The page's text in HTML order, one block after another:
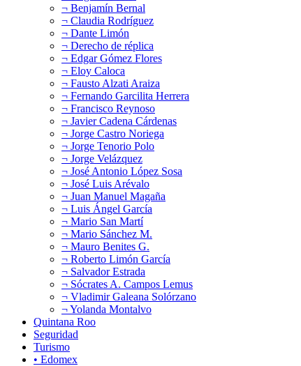
¬ Benjamín Bernal
¬ Claudia Rodríguez
¬ Dante Limón
¬ Derecho de réplica
¬ Edgar Gómez Flores
¬ Eloy Caloca
¬ Fausto Alzati Araiza
¬ Fernando Garcilita Herrera
¬ Francisco Reynoso
¬ Javier Cadena Cárdenas
¬ Jorge Castro Noriega
¬ Jorge Tenorio Polo
¬ Jorge Velázquez
¬ José Antonio López Sosa
¬ José Luis Arévalo
¬ Juan Manuel Magaña
¬ Luis Ángel García
¬ Mario San Martí
¬ Mario Sánchez M.
¬ Mauro Benites G.
¬ Roberto Limón García
¬ Salvador Estrada
¬ Sócrates A. Campos Lemus
¬ Vladimir Galeana Solórzano
¬ Yolanda Montalvo
Quintana Roo
Seguridad
Turismo
• Edomex